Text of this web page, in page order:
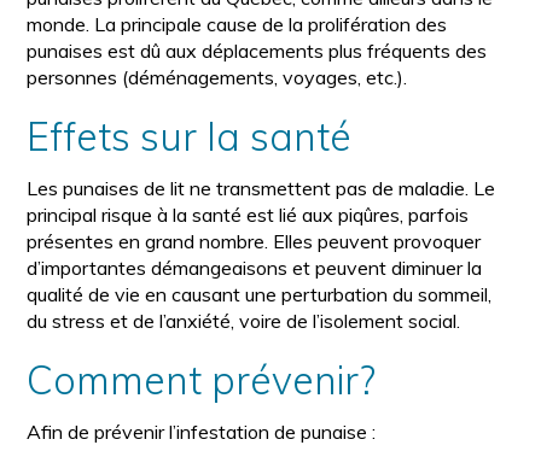
monde. La principale cause de la prolifération des
punaises est dû aux déplacements plus fréquents des
personnes (déménagements, voyages, etc.).
Effets sur la santé
Les punaises de lit ne transmettent pas de maladie. Le
principal risque à la santé est lié aux piqûres, parfois
présentes en grand nombre. Elles peuvent provoquer
d’importantes démangeaisons et peuvent diminuer la
qualité de vie en causant une perturbation du sommeil,
du stress et de l’anxiété, voire de l’isolement social.
Comment prévenir?
Afin de prévenir l’infestation de punaise :